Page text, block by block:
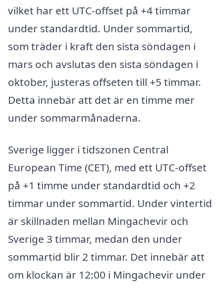
vilket har ett UTC-offset på +4 timmar
under standardtid. Under sommartid,
som träder i kraft den sista söndagen i
mars och avslutas den sista söndagen i
oktober, justeras offseten till +5 timmar.
Detta innebär att det är en timme mer
under sommarmånaderna.
Sverige ligger i tidszonen Central
European Time (CET), med ett UTC-offset
på +1 timme under standardtid och +2
timmar under sommartid. Under vintertid
är skillnaden mellan Mingachevir och
Sverige 3 timmar, medan den under
sommartid blir 2 timmar. Det innebär att
om klockan är 12:00 i Mingachevir under